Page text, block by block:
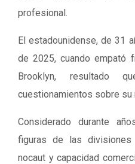
profesional.
El estadounidense, de 31
de 2025, cuando empató
Brooklyn, resultado
cuestionamientos sobre su
Considerado durante
figuras de las
nocaut y capacidad